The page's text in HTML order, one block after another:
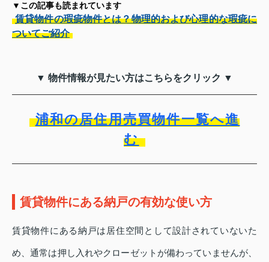
▼この記事も読まれています
賃貸物件の瑕疵物件とは？物理的および心理的な瑕疵に
ついてご紹介
▼ 物件情報が見たい方はこちらをクリック ▼
浦和の居住用売買物件一覧へ進
む
賃貸物件にある納戸の有効な使い方
賃貸物件にある納戸は居住空間として設計されていないた
め、通常は押し入れやクローゼットが備わっていませんが、